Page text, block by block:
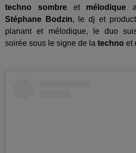
techno sombreet mélodique
Stéphane Bodzin, le dj et
planant et mélodique, le duo
soirée sous le signe de la techno et